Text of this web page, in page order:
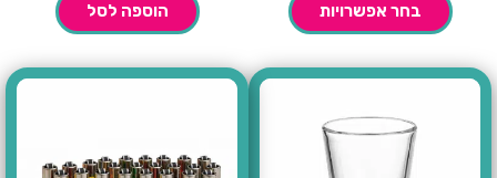
בחר אפשרויות הוספה לסל